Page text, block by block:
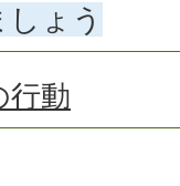
ょう
行動